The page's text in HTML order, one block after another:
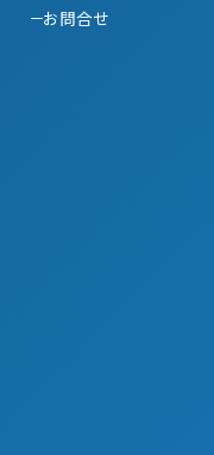
お問合せ